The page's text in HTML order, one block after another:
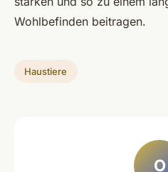
Wohlbefinden beitragen.
Haustiere
O